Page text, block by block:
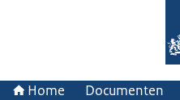
Home Documenten